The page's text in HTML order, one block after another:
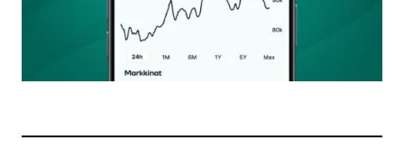
Nimesi tai nimimerkkisi
Sähköpostiosoitteesi
Tilaa SalkunRakentajan uutiskirje